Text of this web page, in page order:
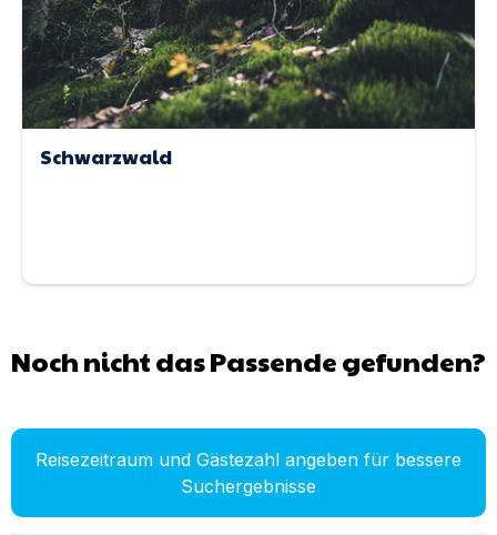
Schwarzwald
Noch nicht das Passende gefunden?
Reisezeitraum und Gästezahl angeben für bessere
Suchergebnisse